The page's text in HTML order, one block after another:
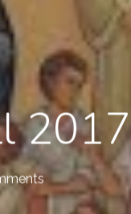
2017